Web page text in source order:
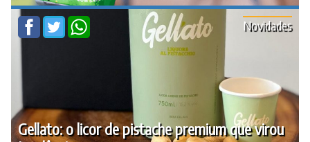
Gellato: o licor de pistache premium que virou
Novidades